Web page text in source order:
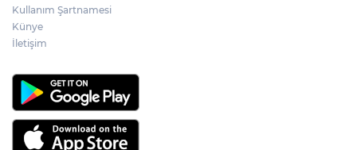
Kullanım Şartnamesi
Künye
İletişim